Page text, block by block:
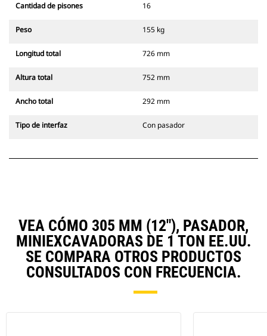
Cantidad de pisones 16
Peso 155 kg
Longitud total 726 mm
Altura total 752 mm
Ancho total 292 mm
Tipo de interfaz Con pasador
VEA CÓMO 305 MM (12"), PASADOR,
MINIEXCAVADORAS DE 1 TON EE.UU.
SE COMPARA OTROS PRODUCTOS
CONSULTADOS CON FRECUENCIA.